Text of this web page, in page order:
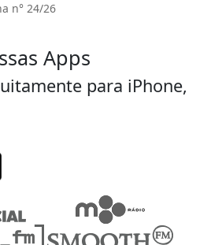
n° 24/26
Apps
para iPhone,